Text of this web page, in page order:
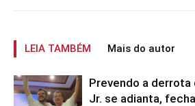
LEIA TAMBÉM Mais do autor
Prevendo a derrota
Jr. se adianta,